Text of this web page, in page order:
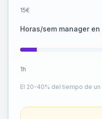
15€
Horas/sem manager
1h
El 20-40% del tiempo de